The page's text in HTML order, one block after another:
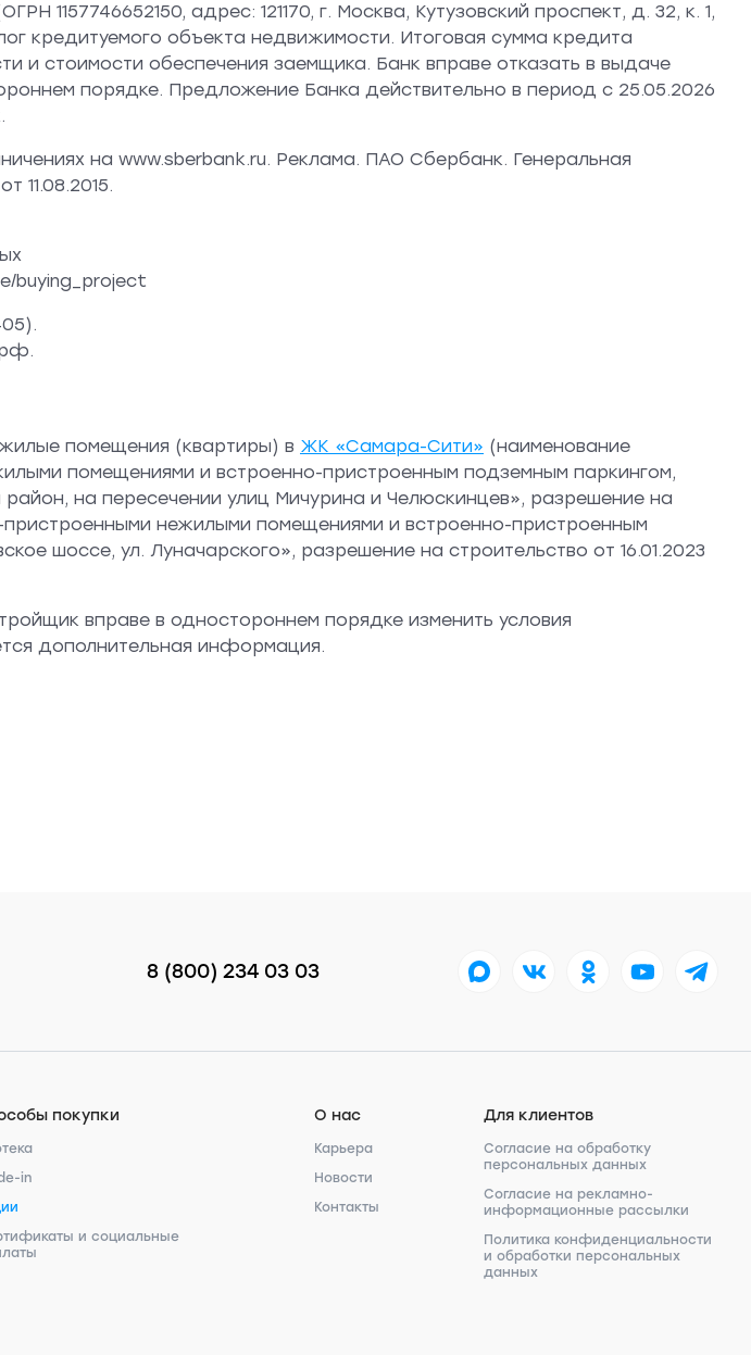
адрес: 121170, г. Москва, Кутузовский проспект, д. 32, к. 1,
кредитуемого объекта недвижимости. Итоговая сумма кредита
и стоимости обеспечения заемщика. Банк вправе отказать в выдаче
порядке. Предложение Банка действительно в период с 25.05.2026
на www.sberbank.ru. Реклама. ПАО Сбербанк. Генеральная
11.08.2015.
buying_project
помещения (квартиры) в ЖК «Самара-Сити» (наименование
помещениями и встроенно-пристроенным подземным паркингом,
на пересечении улиц Мичурина и Челюскинцев», разрешение на
нежилыми помещениями и встроенно-пристроенным
шоссе, ул. Луначарского», разрешение на строительство от 16.01.2023
вправе в одностороннем порядке изменить условия
дополнительная информация.
8 (800) 234 03 03
покупки
in
и социальные
О нас
Карьера
Новости
Контакты
Для клиентов
Согласие на обработку
персональных данных
Согласие на рекламно-
информационные рассылки
Политика конфиденциальности
и обработки персональных
данных